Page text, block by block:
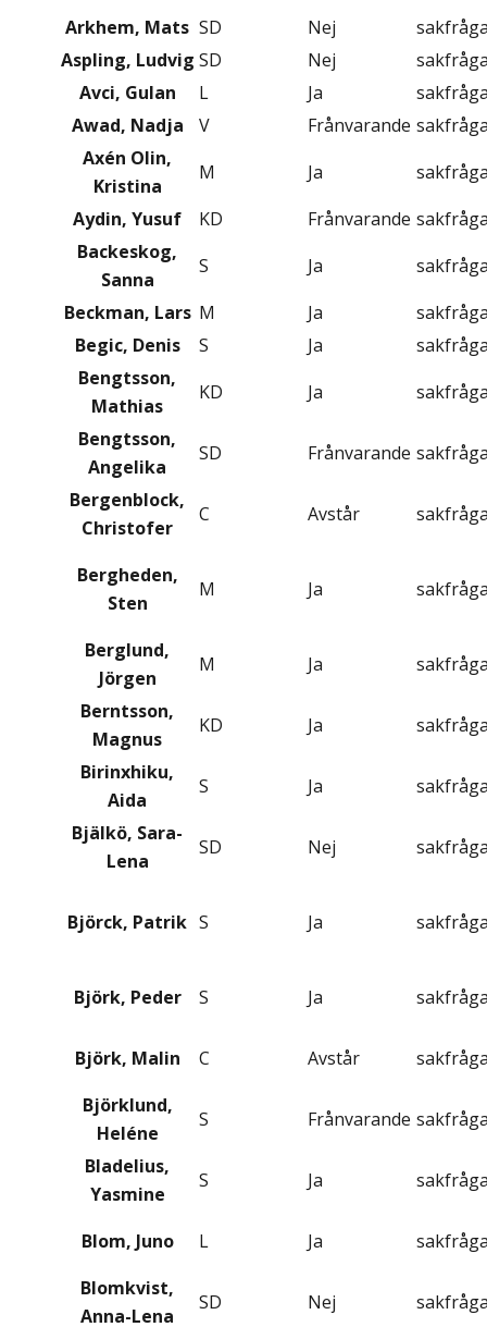
Arkhem, Mats SD Nej
Aspling, Ludvig SD Nej
Avci, Gulan
L Ja
Awad, Nadja
V Frånvarande
Axén Olin,
Kristina
M Ja
Aydin, Yusuf
KD Frånvarande
Backeskog,
Sanna
S Ja
Beckman, Lars M Ja
Begic, Denis
S Ja
Bengtsson,
Mathias
KD Ja
Bengtsson,
Angelika
SD Frånvarande
Bergenblock,
Christofer
C Avstår
Bergheden,
Sten
M Ja
Berglund,
Jörgen
M Ja
Berntsson,
Magnus
KD Ja
Birinxhiku,
Aida
S Ja
Bjälkö, Sara-
Lena
SD Nej
Björck, Patrik S Ja
Björk, Peder S Ja
Björk, Malin C Avstår
Björklund,
Heléne
S Frånvarande
Bladelius,
Yasmine
S Ja
Blom, Juno L Ja
Blomkvist,
Anna-Lena
SD Nej